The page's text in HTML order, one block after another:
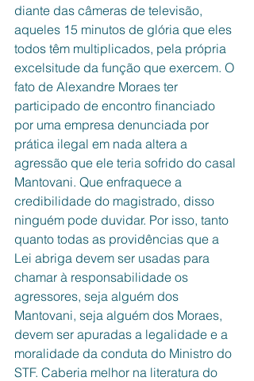
diante das câmeras de televisão,
aqueles 15 minutos de glória que eles
todos têm multiplicados, pela própria
excelsitude da função que exercem. O
fato de Alexandre Moraes ter
participado de encontro financiado
por uma empresa denunciada por
prática ilegal em nada altera a
agressão que ele teria sofrido do casal
Mantovani. Que enfraquece a
credibilidade do magistrado, disso
ninguém pode duvidar. Por isso, tanto
quanto todas as providências que a
Lei abriga devem ser usadas para
chamar à responsabilidade os
agressores, seja alguém dos
Mantovani, seja alguém dos Moraes,
devem ser apuradas a legalidade e a
moralidade da conduta do Ministro do
STF. Caberia melhor na literatura do